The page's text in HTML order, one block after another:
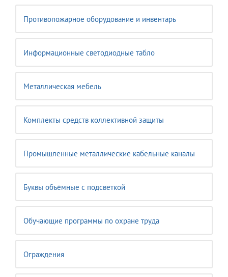
Противопожарное оборудование и инвентарь
Информационные светодиодные табло
Металлическая мебель
Комплекты средств коллективной защиты
Промышленные металлические кабельные каналы
Буквы объёмные с подсветкой
Обучающие программы по охране труда
Ограждения